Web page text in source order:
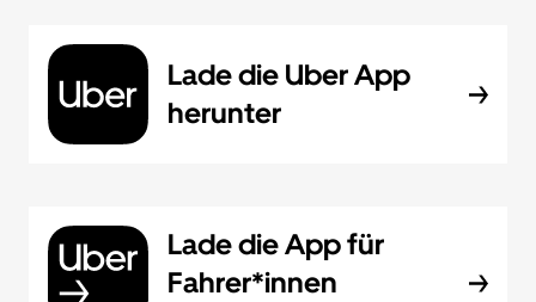
Lade die Uber App
herunter
Lade die App für
Fahrer*innen